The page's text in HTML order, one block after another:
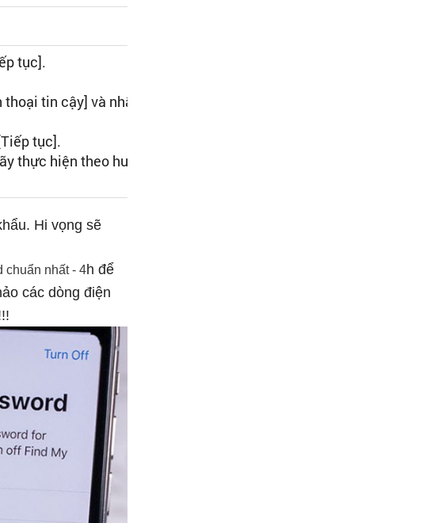
tục].
tin cậy] và nhấn [Tiếp
tục].
thực hiện theo hướng dẫn
Hi vọng sẽ
h để
các dòng điện